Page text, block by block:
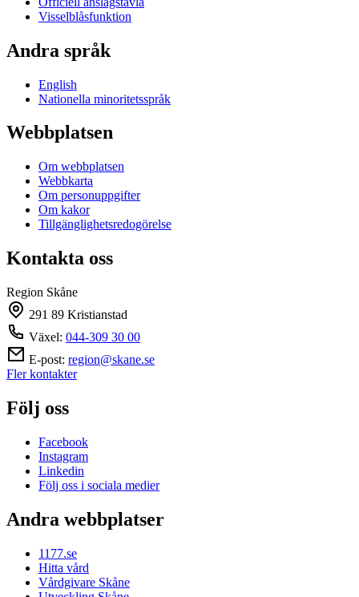
Visselblåsfunktion
Andra språk
English
Nationella minoritetsspråk
Webbplatsen
Om webbplatsen
Webbkarta
Om personuppgifter
Om kakor
Tillgänglighetsredogörelse
Kontakta oss
Region Skåne
291 89 Kristianstad
Växel: 044-309 30 00
E-post: region@skane.se
Fler kontakter
Följ oss
Facebook
Instagram
Linkedin
Följ oss i sociala medier
Andra webbplatser
1177.se
Hitta vård
Vårdgivare Skåne